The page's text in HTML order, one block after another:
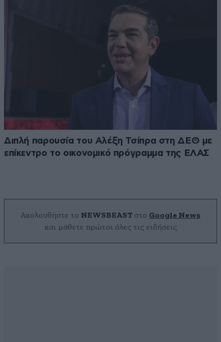
Διπλή παρουσία του Αλέξη Τσίπρα στη ΔΕΘ με
επίκεντρο το οικονομικό πρόγραμμα της ΕΛΑΣ
Ακολουθήστε το NEWSBEAST στο Google News
και μάθετε πρώτοι όλες τις ειδήσεις